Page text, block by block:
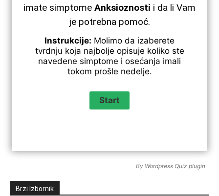
imate simptome Anksioznosti i da li Vam
je potrebna pomoć.
Instrukcije: Molimo da izaberete
tvrdnju koja najbolje opisuje koliko ste
navedene simptome i osećanja imali
tokom prošle nedelje.
By Wordpress Quiz plugin
Brzi Izbornik